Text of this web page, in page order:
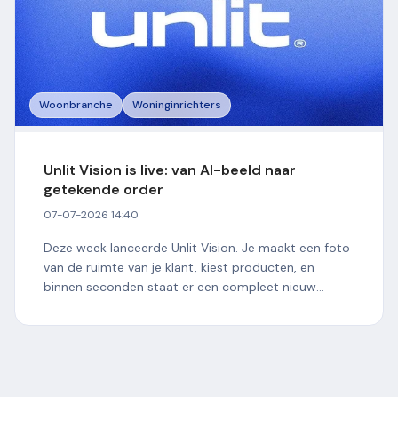
Woonbranche Woninginrichters
Unlit Vision is live: van AI-beeld naar
getekende order
07-07-2026 14:40
Deze week lanceerde Unlit Vision. Je maakt een foto
van de ruimte van je klant, kiest producten, en
binnen seconden staat er een compleet nieuw